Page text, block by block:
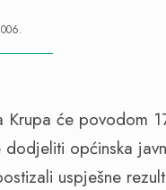
će povodom
općinska
uspješne